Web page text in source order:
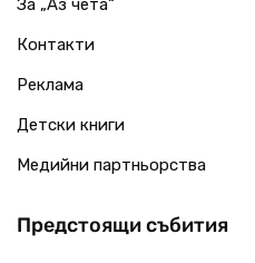
За „Аз чета“
Контакти
Реклама
Детски книги
Медийни партньорства
Предстоящи събития